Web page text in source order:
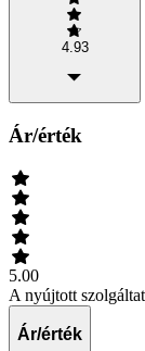
4.93
Ár/érték
5.00
A nyújtott
Ár/érték